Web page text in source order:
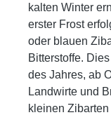
kalten Winter
erster Frost
oder blauen
Bitterstoffe.
des Jahres, ab
Landwirte und
kleinen